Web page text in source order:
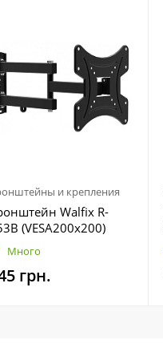
и крепления
Walfix R-
(VESA200х200)
Много
грн.